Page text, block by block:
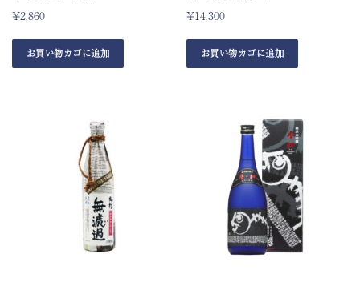
¥2,860
お買い物カゴに追加
¥14,300
お買い物カゴに追加